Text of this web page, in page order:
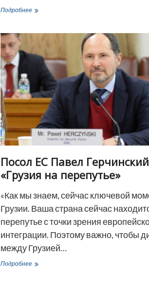
ПодробнееСаломе
понедельник
Грузии»
Посол ЕС Павел
«Грузия на перепутье»
«Как мы знаем, сейчас ключевой
Грузии. Ваша страна сейчас
перепутье с точки зрения
интеграции. Поэтому важно, чтобы
между Грузией…
ПодробнееПосол